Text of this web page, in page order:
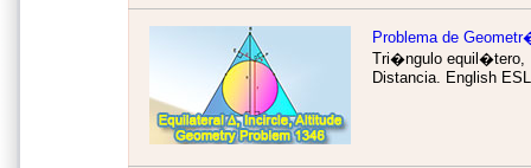
Problema de
Tri�ngulo equil�tero,
Distancia. English